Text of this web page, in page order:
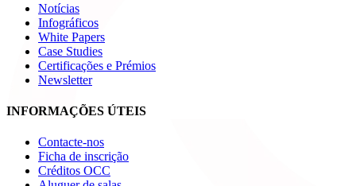
Notícias
Infográficos
White Papers
Case Studies
Certificações e Prémios
Newsletter
INFORMAÇÕES ÚTEIS
Contacte-nos
Ficha de inscrição
Créditos OCC